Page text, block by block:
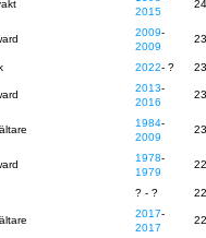
2015
24
2009-
2009
23
2022- ? 23
2013-
2016
23
1984-
2009
23
1978-
1979
22
? - ? 22
2017-
2017
22